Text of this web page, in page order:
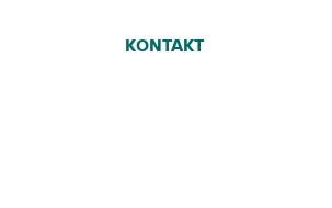
KONTAKT